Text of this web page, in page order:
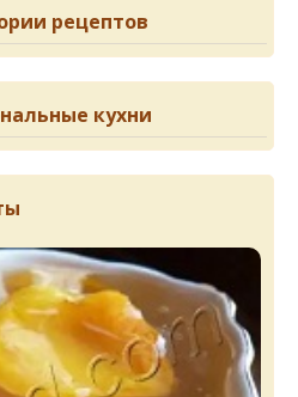
рецептов
кухни